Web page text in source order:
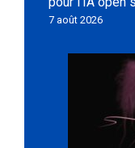
7 août 2026